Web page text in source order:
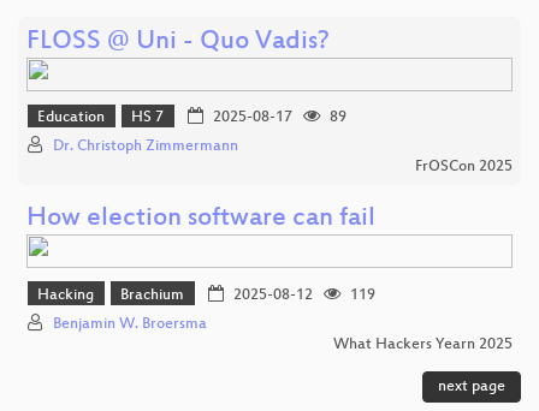
FLOSS @ Uni - Quo Vadis?
Education HS 7 2025-08-17
89
Dr. Christoph Zimmermann
FrOSCon 2025
How election software can fail
Hacking Brachium 2025-08-12
119
Benjamin W. Broersma
What Hackers Yearn 2025
next page